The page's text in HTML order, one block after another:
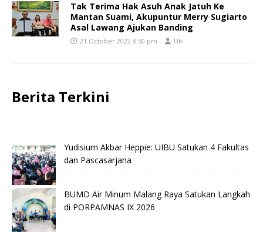
Tak Terima Hak Asuh Anak Jatuh Ke
Mantan Suami, Akupuntur Merry Sugiarto
Asal Lawang Ajukan Banding
21 October 2022 8:50 pm Uki
Berita Terkini
Yudisium Akbar Heppie: UIBU Satukan 4 Fakultas
dan Pascasarjana
BUMD Air Minum Malang Raya Satukan Langkah
di PORPAMNAS IX 2026